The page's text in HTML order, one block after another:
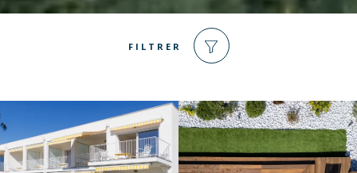
FILTRER